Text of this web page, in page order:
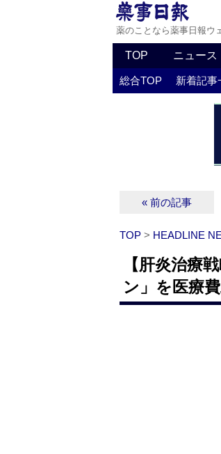
薬のことなら薬事日報ウ
TOP ニュース
総合TOP 新着記事
« 前の記事
TOP > HEADLINE
【肝炎治療
ン」を医療